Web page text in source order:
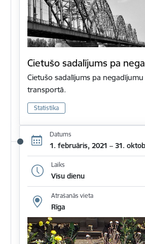
Cietušo sadalījums pa
Cietušo sadalījums pa negadījumu
transportā.
Statistika
Datums
1. februāris, 2021 – 31.
Laiks
Visu dienu
Atrašanās vieta
Rīga